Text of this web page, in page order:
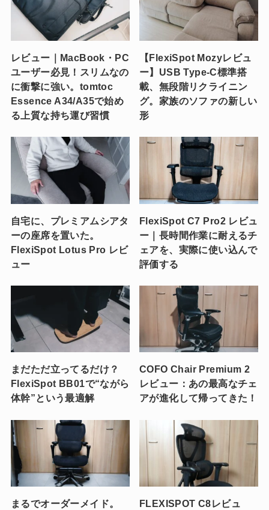
レビュー｜MacBook・PC
ユーザー必見！スリムなの
に衝撃に強い。tomtoc
Essence A34/A35で始め
る上質な持ち運び習慣
【FlexiSpot Mozyレビュ
ー】USB Type-C標準搭
載、無段階リクライニン
グ。家族のソファの新しい
形
自宅に、プレミアムシアタ
ーの座席を置いた。
FlexiSpot Lotus Pro レビ
ュー
FlexiSpot C7 Pro2 レビュ
ー｜長時間作業に耐えるチ
ェアを、実際に使い込んで
評価する
まだただ立ってるだけ？
FlexiSpot BB01で“ながら
体幹”という最適解
COFO Chair Premium 2
レビュー：あの最高なチェ
アが進化して帰ってきた！
まるでオーダーメイド。
FLEXISPOT C8レビュ